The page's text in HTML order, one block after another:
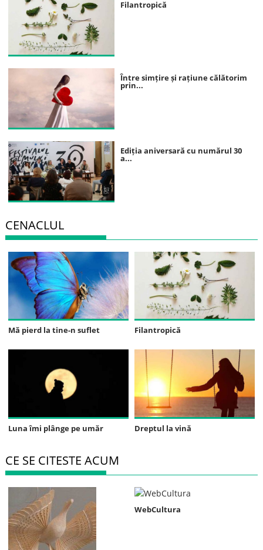
Filantropică
Între simțire și rațiune călătorim
prin...
Ediția aniversară cu numărul 30
a...
CENACLUL
Mă pierd la tine-n suflet Filantropică
Luna îmi plânge pe umăr Dreptul la vină
CE SE CITESTE ACUM
WebCultura